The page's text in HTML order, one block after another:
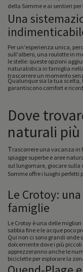
della Somme e ai sentieri per
Una
Per un'esperienza unica,
sull'albero, una roulotte in
le stelle: queste opzioni
naturalistica in famiglia
trascorrere un momento
Qualunque sia la tua
garantiscono comfort e
Dove
naturali più
Trascorrere una vacanza in
spiagge superbe e aree
sul lungomare, giocare sulla
Somme offre i luoghi
Le Crotoy:
famiglie
Le Crotoy è una delle
sabbia fine e le acque poco
Qui non ci sono grandi onde
dolcemente dove i più
apprezzeranno anche le
biciclette per esplorare la